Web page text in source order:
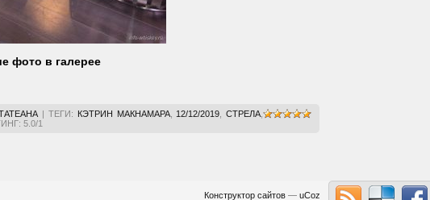
фото в галерее
| ТЕГИ: КЭТРИН МАКНАМАРА, 12/12/2019 ,СТРЕЛА ,
: 5.0/1
Конструктор сайтов — uCoz